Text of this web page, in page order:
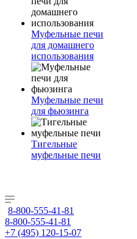
Муфельные печи
для домашнего
использования
Муфельные печи
для фьюзинга
Тигельные
муфельные печи
8-800-555-41-81
8-800-555-41-81
+7 (495) 120-15-07